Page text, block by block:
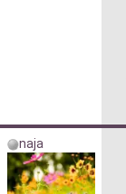
naja